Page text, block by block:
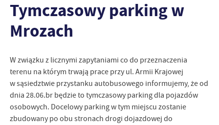
Tymczasowy parking w
Mrozach
W związku z licznymi zapytaniami co do przeznaczenia
terenu na którym trwają prace przy ul. Armii Krajowej
w sąsiedztwie przystanku autobusowego informujemy, że od
dnia 28.06.br będzie to tymczasowy parking dla pojazdów
osobowych. Docelowy parking w tym miejscu zostanie
zbudowany po obu stronach drogi dojazdowej do
personalizację określonych funkcjonalności czy prezentowanych
treści.
Dzięki tym plikom cookies możemy zapewnić Ci większy komfort
korzystania z funkcjonalności naszej strony poprzez dopasowanie
funkcjonalne i personalizacyjne pliki cookies gwarantuje
dostępność większej ilości funkcji na stronie.
Więcej
Analityczne
Analityczne pliki cookies pomagają nam rozwijać się i
dostosowywać do Twoich potrzeb.
Cookies analityczne pozwalają na uzyskanie informacji w zakresie
wykorzystywania witryny internetowej, miejsca oraz częstotliwości,
z jaką odwiedzane są nasze serwisy www. Dane pozwalają nam na
Więcej